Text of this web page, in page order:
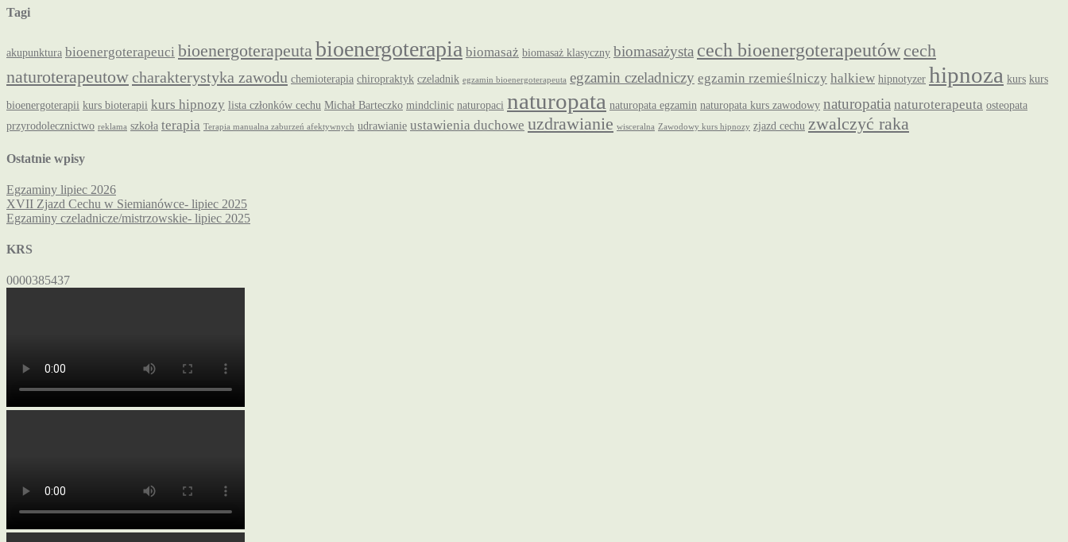
Tagi
akupunktura bioenergoterapeuci bioenergoterapeutabioenergoterapia biomasaż biomasaż klasyczny biomasażysta cech bioenergoterapeutów cech
naturoterapeutowcharakterystyka zawodu chemioterapia chiropraktyk czeladnik egzamin bioenergoterapeuta egzamin czeladniczy egzamin rzemieślniczy halkiew hipnotyzer hipnoza kurs kurs
bioenergoterapii kurs bioterapii kurs hipnozy lista członków cechu Michał Barteczko mindclinic naturopaci naturopata naturopata egzamin naturopata kurs zawodowy naturopatia naturoterapeuta osteopata
przyrodolecznictwo reklama szkoła terapia Terapia manualna zaburzeń afektywnych udrawianie ustawienia duchowe uzdrawianie wisceralna Zawodowy kurs hipnozy zjazd cechu zwalczyć raka
Ostatnie wpisy
Egzaminy lipiec 2026
XVII Zjazd Cechu w Siemianówce- lipiec 2025
Egzaminy czeladnicze/mistrzowskie- lipiec 2025
KRS
0000385437